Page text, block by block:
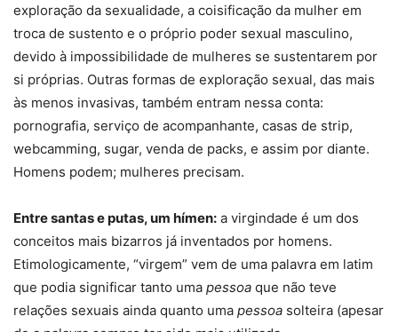
exploração da sexualidade, a coisificação da mulher em
troca de sustento e o próprio poder sexual masculino,
devido à impossibilidade de mulheres se sustentarem por
si próprias. Outras formas de exploração sexual, das mais
às menos invasivas, também entram nessa conta:
pornografia, serviço de acompanhante, casas de strip,
webcamming, sugar, venda de packs, e assim por diante.
Homens podem; mulheres precisam.
Entre santas e putas, um hímen: a virgindade é um dos
conceitos mais bizarros já inventados por homens.
Etimologicamente, “virgem” vem de uma palavra em latim
que podia significar tanto uma pessoa que não teve
relações sexuais ainda quanto uma pessoa solteira (apesar